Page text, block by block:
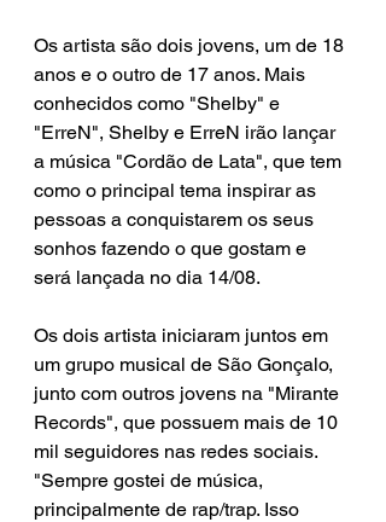
Os artista são dois jovens, um de 18
anos e o outro de 17 anos. Mais
conhecidos como "Shelby" e
"ErreN", Shelby e ErreN irão lançar
a música "Cordão de Lata", que tem
como o principal tema inspirar as
pessoas a conquistarem os seus
sonhos fazendo o que gostam e
será lançada no dia 14/08.
Os dois artista iniciaram juntos em
um grupo musical de São Gonçalo,
junto com outros jovens na "Mirante
Records", que possuem mais de 10
mil seguidores nas redes sociais.
"Sempre gostei de música,
principalmente de rap/trap. Isso